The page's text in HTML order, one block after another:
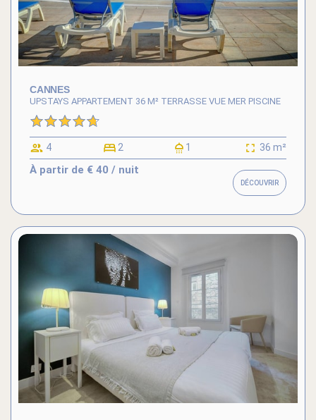
CANNES
UPSTAYS APPARTEMENT 36 M² TERRASSE VUE MER PISCINE
4 2 1 36 m²
À partir de € 40 / nuit
DÉCOUVRIR